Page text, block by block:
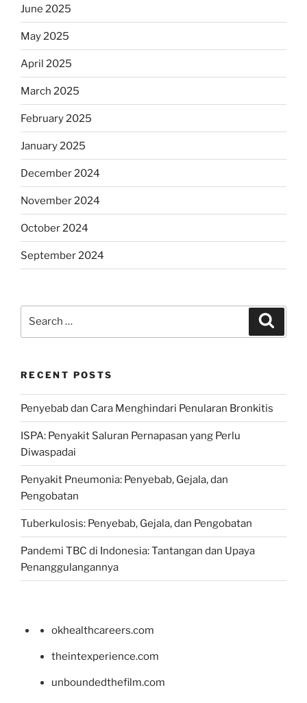
June 2025
May 2025
April 2025
March 2025
February 2025
January 2025
December 2024
November 2024
October 2024
September 2024
RECENT POSTS
Penyebab dan Cara Menghindari Penularan Bronkitis
ISPA: Penyakit Saluran Pernapasan yang Perlu
Diwaspadai
Penyakit Pneumonia: Penyebab, Gejala, dan
Pengobatan
Tuberkulosis: Penyebab, Gejala, dan Pengobatan
Pandemi TBC di Indonesia: Tantangan dan Upaya
Penanggulangannya
okhealthcareers.com
theintexperience.com
unboundedthefilm.com